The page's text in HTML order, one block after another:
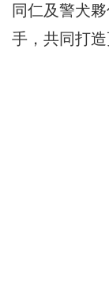
同仁及警犬
手，共同打造